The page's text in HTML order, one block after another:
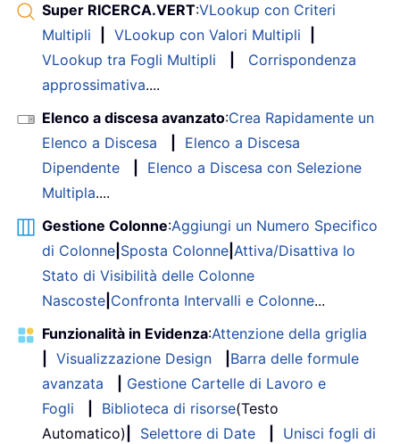
Super RICERCA.VERT:VLookup con Criteri
Multipli
VLookup con Valori Multipli
VLookup tra Fogli Multipli
Corrispondenza
approssimativa....
Elenco a discesa avanzato:Crea Rapidamente un
Elenco a Discesa
Elenco a Discesa
Dipendente
Elenco a Discesa con Selezione
Multipla....
Gestione Colonne:Aggiungi un Numero Specifico
di Colonne Sposta Colonne Attiva/Disattiva lo
Stato di Visibilità delle Colonne
Nascoste Confronta Intervalli e Colonne...
Funzionalità in Evidenza:Attenzione della griglia
Visualizzazione Design
Barra delle formule
avanzata
Gestione Cartelle di Lavoro e
Fogli
Biblioteca di risorse(Testo
Automatico)
Selettore di Date
Unisci fogli di